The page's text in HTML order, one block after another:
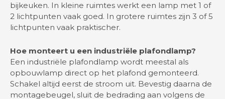
bijkeuken. In kleine ruimtes werkt een lamp met 1 of
2 lichtpunten vaak goed. In grotere ruimtes zijn 3 of 5
lichtpunten vaak praktischer.
Hoe monteert u een industriële plafondlamp?
Een industriële plafondlamp wordt meestal als
opbouwlamp direct op het plafond gemonteerd.
Schakel altijd eerst de stroom uit. Bevestig daarna de
montagebeugel, sluit de bedrading aan volgens de